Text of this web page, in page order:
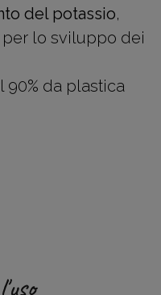
del potassio,
lo sviluppo dei
90% da plastica